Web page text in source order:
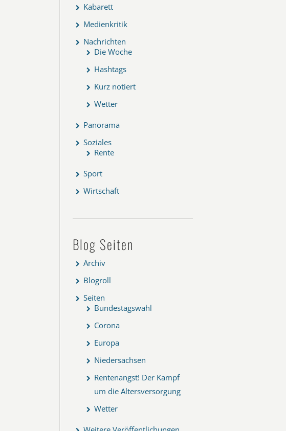
Kabarett
Medienkritik
Nachrichten
Die Woche
Hashtags
Kurz notiert
Wetter
Panorama
Soziales
Rente
Sport
Wirtschaft
Blog Seiten
Archiv
Blogroll
Seiten
Bundestagswahl
Corona
Europa
Niedersachsen
Rentenangst! Der Kampf
um die Altersversorgung
Wetter